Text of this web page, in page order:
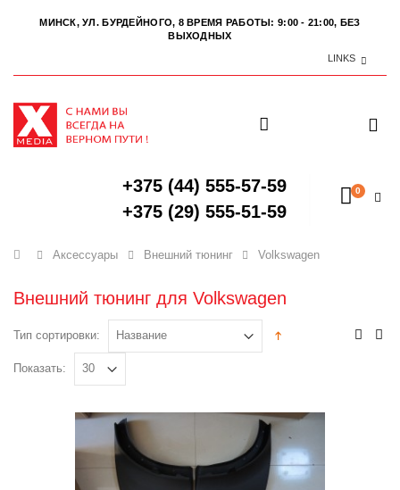
МИНСК, УЛ. БУРДЕЙНОГО, 8 ВРЕМЯ РАБОТЫ: 9:00 - 21:00, БЕЗ
ВЫХОДНЫХ
LINKS
+375 (44) 555-57-59
+375 (29) 555-51-59
0
Главная
Аксессуары Внешний тюнинг Volkswagen
Внешний тюнинг для Volkswagen
Тип сортировки:
Показать: